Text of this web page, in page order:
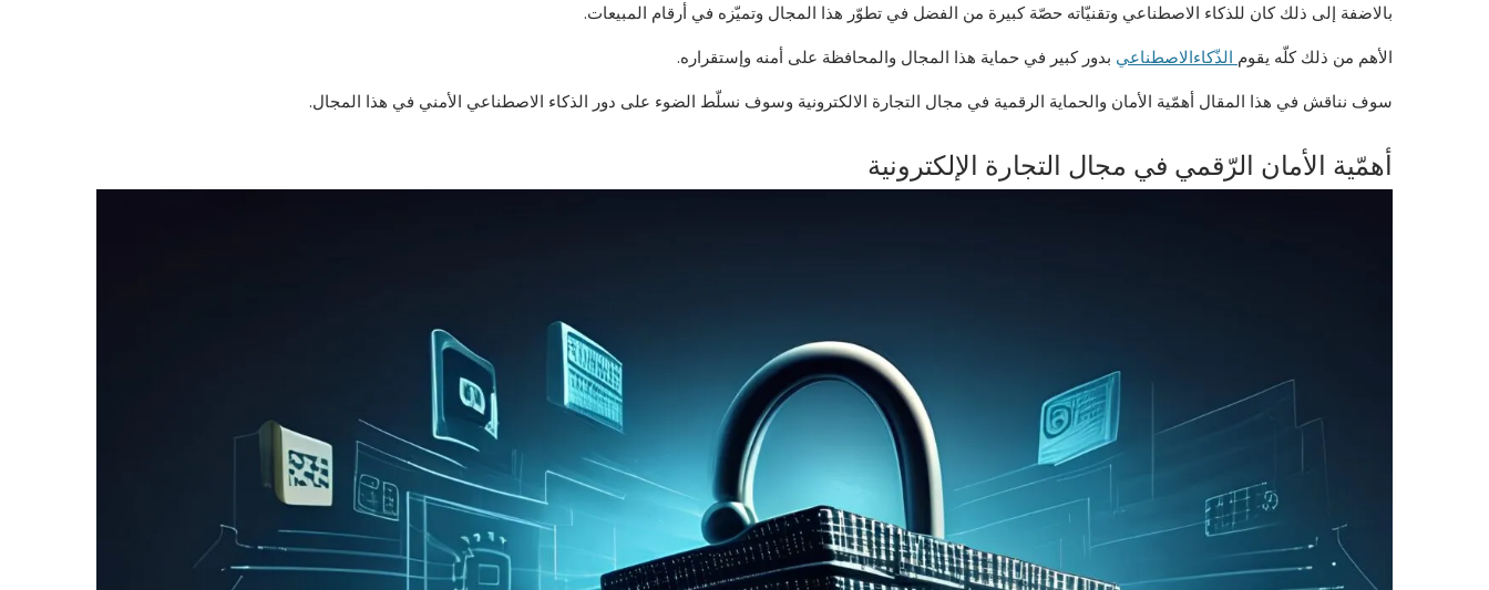
بالاضفة إلى ذلك كان للذكاء الاصطناعي وتقنيّاته حصّة كبيرة من الفضل في تطوّر هذا المجال وتميّزه في أرقام المبيعات.
الأهم من ذلك كلّه يقوم الذّكاءالاصطناعي بدور كبير في حماية هذا المجال والمحافظة على أمنه وإستقراره.
سوف نناقش في هذا المقال أهمّية الأمان والحماية الرقمية في مجال التجارة الالكترونية وسوف نسلّط الضوء على دور الذكاء الاصطناعي الأمني في هذا المجال.
أهمّية الأمان الرّقمي في مجال التجارة الإلكترونية